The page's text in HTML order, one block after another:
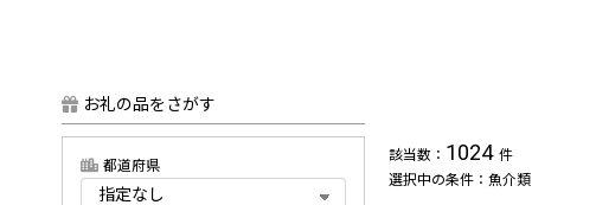
該当数： 1024 件
選択中の条件：魚介類
お礼の品をさがす
都道府県